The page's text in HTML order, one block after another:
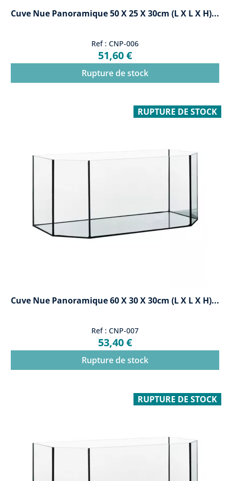
Cuve Nue Panoramique 50 X 25 X 30cm (L X L X H)...
Ref : CNP-006
51,60 €
Rupture de stock
Cuve Nue Panoramique 60 X 30 X 30cm (L X L X H)...
Ref : CNP-007
53,40 €
Rupture de stock
RUPTURE DE STOCK
RUPTURE DE STOCK